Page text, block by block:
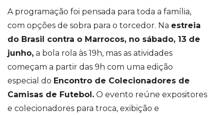
A programação foi pensada para toda a família,
com opções de sobra para o torcedor. Na estreia
do Brasil contra o Marrocos, no sábado, 13 de
junho, a bola rola às 19h, mas as atividades
começam a partir das 9h com uma edição
especial do Encontro de Colecionadores de
Camisas de Futebol. O evento reúne expositores
e colecionadores para troca, exibição e